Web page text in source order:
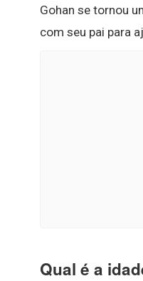
Gohan se tornou
com seu pai para
Qual é a